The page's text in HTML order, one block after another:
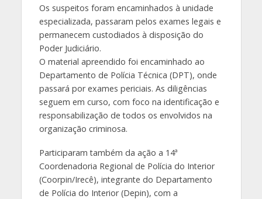
Os suspeitos foram encaminhados à unidade
especializada, passaram pelos exames legais e
permanecem custodiados à disposição do
Poder Judiciário.
O material apreendido foi encaminhado ao
Departamento de Polícia Técnica (DPT), onde
passará por exames periciais. As diligências
seguem em curso, com foco na identificação e
responsabilização de todos os envolvidos na
organização criminosa.
Participaram também da ação a 14ª
Coordenadoria Regional de Polícia do Interior
(Coorpin/Irecê), integrante do Departamento
de Polícia do Interior (Depin), com a